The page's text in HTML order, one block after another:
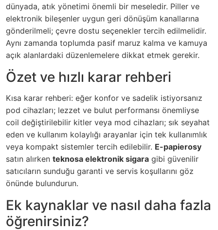
dünyada, atık yönetimi önemli bir meseledir. Piller ve
elektronik bileşenler uygun geri dönüşüm kanallarına
gönderilmeli; çevre dostu seçenekler tercih edilmelidir.
Aynı zamanda toplumda pasif maruz kalma ve kamuya
açık alanlardaki düzenlemelere dikkat etmek gerekir.
Özet ve hızlı karar rehberi
Kısa karar rehberi: eğer konfor ve sadelik istiyorsanız
pod cihazları; lezzet ve bulut performansı önemliyse
coil değiştirilebilir kitler veya mod cihazları; sık seyahat
eden ve kullanım kolaylığı arayanlar için tek kullanımlık
veya kompakt sistemler tercih edilebilir. E-papierosy
satın alırken teknosa elektronik sigara gibi güvenilir
satıcıların sunduğu garanti ve servis koşullarını göz
önünde bulundurun.
Ek kaynaklar ve nasıl daha fazla
öğrenirsiniz?